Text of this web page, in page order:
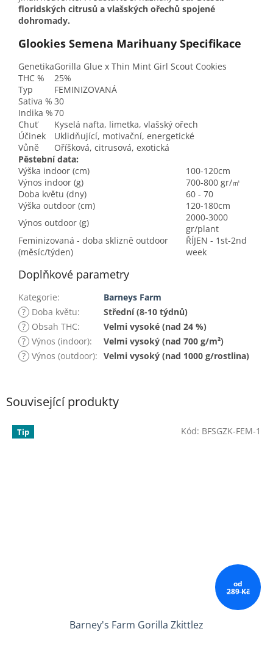
Související produkty
Tip
od
289 Kč
Barney's Farm Gorilla Zkittlez
Kód: BFSGZK-FEM-1
floridských citrusů a vlašských ořechů spojené
dohromady.
Glookies Semena Marihuany Specifikace
GenetikaGorilla Glue x Thin Mint Girl Scout Cookies
THC %
25%
Typ
FEMINIZOVANÁ
Sativa % 30
Indika %70
Chuť
Kyselá nafta, limetka, vlašský ořech
Účinek
Uklidňující, motivační, energetické
Vůně
Oříšková, citrusová, exotická
Pěstební data:
Výška indoor (cm)
100-120cm
Výnos indoor (g)
700-800 gr/㎡
Doba květu (dny)
60 - 70
Výška outdoor (cm)
120-180cm
Výnos outdoor (g)
2000-3000
gr/plant
Feminizovaná - doba sklizně outdoor
(měsíc/týden)
ŘÍJEN - 1st-2nd
week
Doplňkové parametry
Kategorie:
Barneys Farm
? Doba květu:
Střední (8-10 týdnů)
? Obsah THC:
Velmi vysoké (nad 24 %)
? Výnos (indoor):
Velmi vysoký (nad 700 g/m²)
? Výnos (outdoor): Velmi vysoký (nad 1000 g/rostlina)